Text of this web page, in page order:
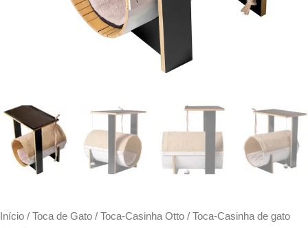
Início / Toca de Gato / Toca-Casinha Otto / Toca-Casinha de gato